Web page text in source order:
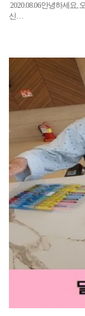
2020.08.06안녕하세요,
신…